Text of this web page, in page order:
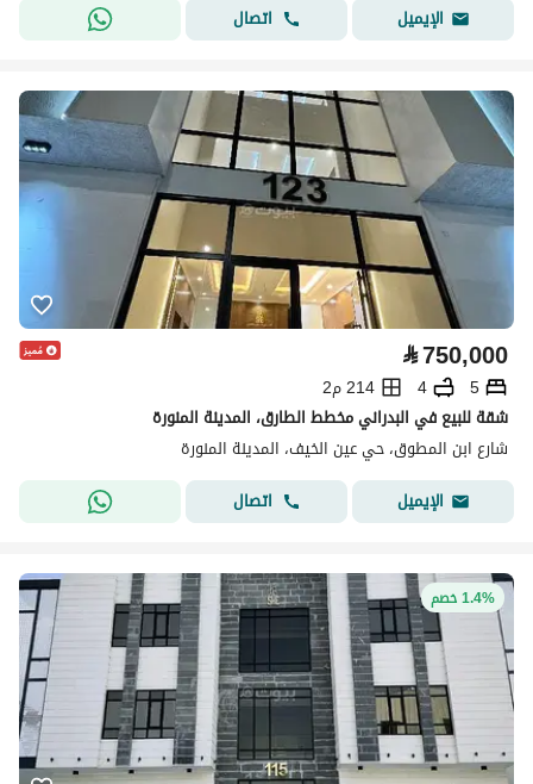
الإيميل
اتصال
⃁750,000
5
4
214 م2
شقة للبيع في البدراني مخطط الطارق، المدينة المنورة
شارع ابن المطوق، حي عين الخيف، المدينة المنورة
الإيميل
اتصال
1.4% خصم